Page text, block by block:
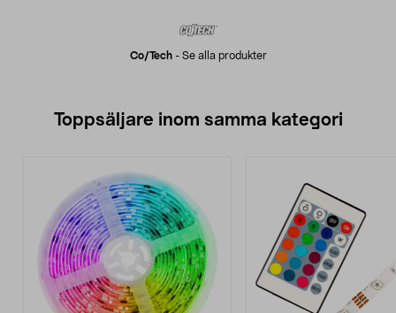
Co/tech- Se alla produkter
Toppsäljare inom samma kategori